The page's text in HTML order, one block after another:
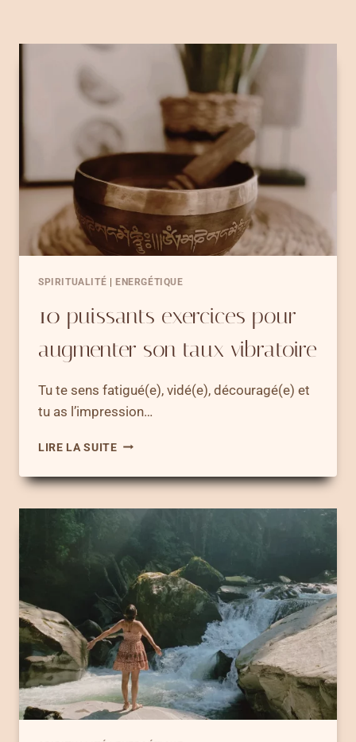
SPIRITUALITÉ | ENERGÉTIQUE
10 puissants exercices pour
augmenter son taux vibratoire
Tu te sens fatigué(e), vidé(e), découragé(e) et
tu as l’impression…
LIRE LA SUITE10
EXERCICES
AUGMENTER
TAUX
VIBRATOIRE